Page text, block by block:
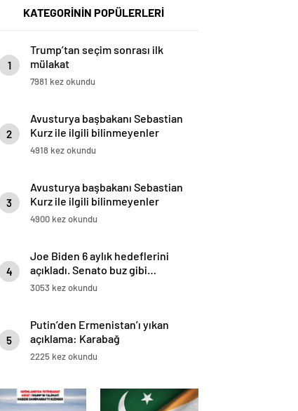
KATEGORİNİN POPÜLERLERİ
1
Trump’tan seçim sonrası ilk
mülakat
7981 kez okundu
2
Avusturya başbakanı Sebastian
Kurz ile ilgili bilinmeyenler
4918 kez okundu
3
Avusturya başbakanı Sebastian
Kurz ile ilgili bilinmeyenler
4900 kez okundu
4
Joe Biden 6 aylık hedeflerini
açıkladı. Senato buz gibi…
3053 kez okundu
5
Putin’den Ermenistan’ı yıkan
açıklama: Karabağ
Azerbaycan’ın ayrılmaz bir
2225 kez okundu